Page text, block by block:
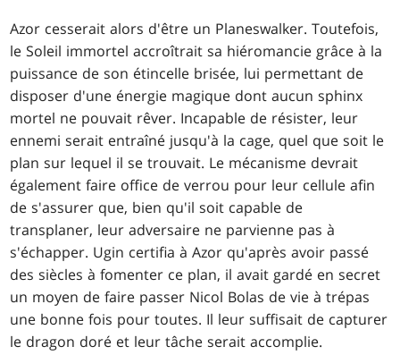
Azor cesserait alors d'être un Planeswalker. Toutefois,
le Soleil immortel accroîtrait sa hiéromancie grâce à la
puissance de son étincelle brisée, lui permettant de
disposer d'une énergie magique dont aucun sphinx
mortel ne pouvait rêver. Incapable de résister, leur
ennemi serait entraîné jusqu'à la cage, quel que soit le
plan sur lequel il se trouvait. Le mécanisme devrait
également faire office de verrou pour leur cellule afin
de s'assurer que, bien qu'il soit capable de
transplaner, leur adversaire ne parvienne pas à
s'échapper. Ugin certifia à Azor qu'après avoir passé
des siècles à fomenter ce plan, il avait gardé en secret
un moyen de faire passer Nicol Bolas de vie à trépas
une bonne fois pour toutes. Il leur suffisait de capturer
le dragon doré et leur tâche serait accomplie.